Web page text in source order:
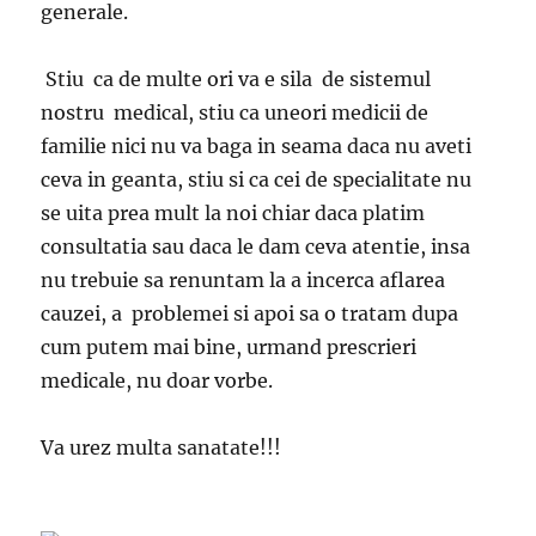
generale.
Stiu ca de multe ori va e sila de sistemul
nostru medical, stiu ca uneori medicii de
familie nici nu va baga in seama daca nu aveti
ceva in geanta, stiu si ca cei de specialitate nu
se uita prea mult la noi chiar daca platim
consultatia sau daca le dam ceva atentie, insa
nu trebuie sa renuntam la a incerca aflarea
cauzei, a problemei si apoi sa o tratam dupa
cum putem mai bine, urmand prescrieri
medicale, nu doar vorbe.
Va urez multa sanatate!!!